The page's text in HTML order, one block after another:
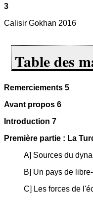
3
Calisir Gokhan 2016
Table des
Remerciements 5
Avant propos 6
Introduction 7
Première partie : La
A] Sources du
B] Un pays de
C] Les forces de